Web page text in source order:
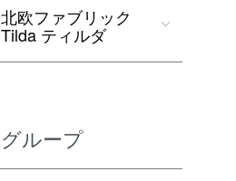
北欧ファブリック
Tilda ティルダ
グループ